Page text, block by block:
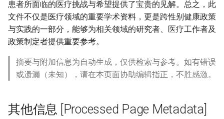
患者所面临的医疗挑战与希望提供了宝贵的见解。总之，此
文件不仅是医疗领域的重要学术资料，更是跨性别健康政策
与实践的一部分，能够为相关领域的研究者、医疗工作者及
政策制定者提供重要参考。
摘要与附加信息为自动生成，仅供检索与参考。如有错误
或遗漏（未知），请在本页面协助编辑指正，不胜感激。
其他信息 [Processed Page Metadata]